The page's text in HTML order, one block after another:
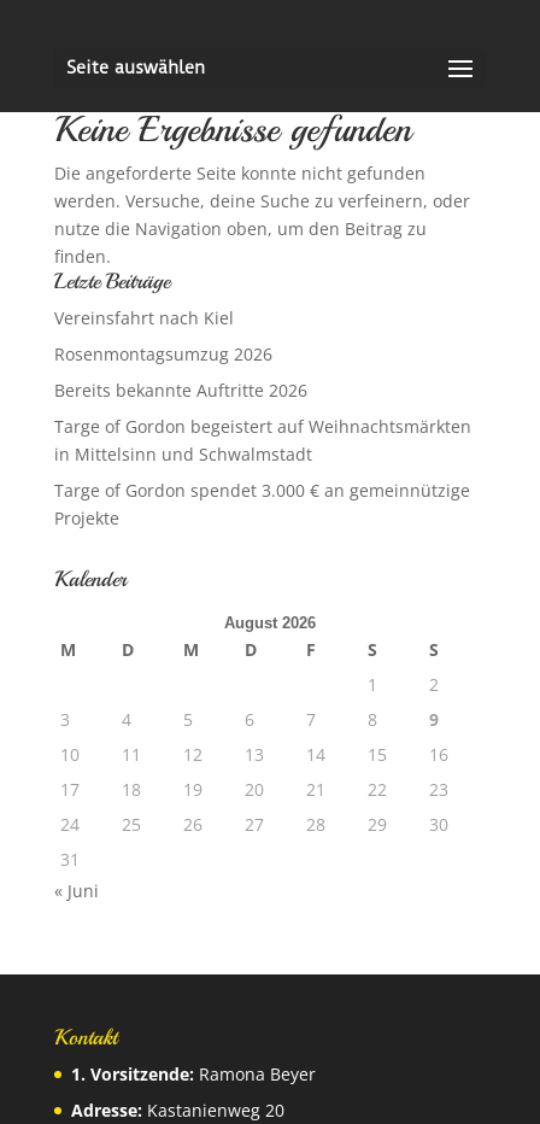
Seite auswählen
Keine Ergebnisse gefunden
Die angeforderte Seite konnte nicht gefunden
werden. Versuche, deine Suche zu verfeinern, oder
nutze die Navigation oben, um den Beitrag zu
finden.
Letzte Beiträge
Vereinsfahrt nach Kiel
Rosenmontagsumzug 2026
Bereits bekannte Auftritte 2026
Targe of Gordon begeistert auf Weihnachtsmärkten
in Mittelsinn und Schwalmstadt
Targe of Gordon spendet 3.000 € an gemeinnützige
Projekte
Kalender
August 2026
M D M D F S
S
1
2
3
4 5 6 7 8
9
10
11 12 13 14 15
16
17
18 19 20 21 22
23
24
25 26 27 28 29
30
31
« Juni
Kontakt
1. Vorsitzende:Ramona Beyer
Adresse:Kastanienweg 20